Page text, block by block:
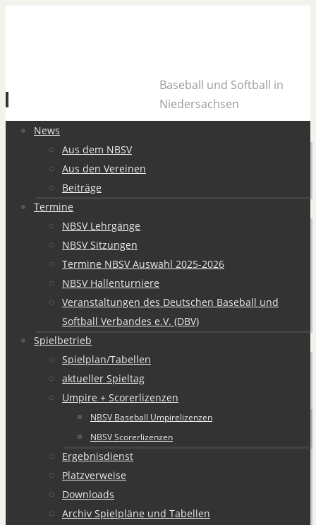
Baseball und Softball in
Niedersachsen
Zum
springen
News
Aus dem NBSV
Aus den Vereinen
Beiträge
Termine
NBSV Lehrgänge
NBSV Sitzungen
Termine NBSV Auswahl 2025-2026
NBSV Hallenturniere
Veranstaltungen des Deutschen Baseball und
Softball Verbandes e.V. (DBV)
Spielbetrieb
Spielplan/Tabellen
aktueller Spieltag
Umpire + Scorerlizenzen
NBSV Baseball Umpirelizenzen
NBSV Scorerlizenzen
Ergebnisdienst
Platzverweise
Downloads
Archiv Spielpläne und Tabellen